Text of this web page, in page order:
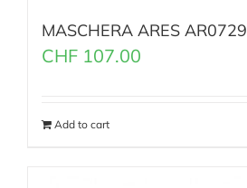
MASCHERA ARES AR0729
CHF 107.00
Add to cart